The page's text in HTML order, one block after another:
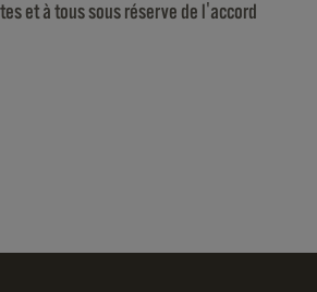
et à tous sous réserve de l'accord